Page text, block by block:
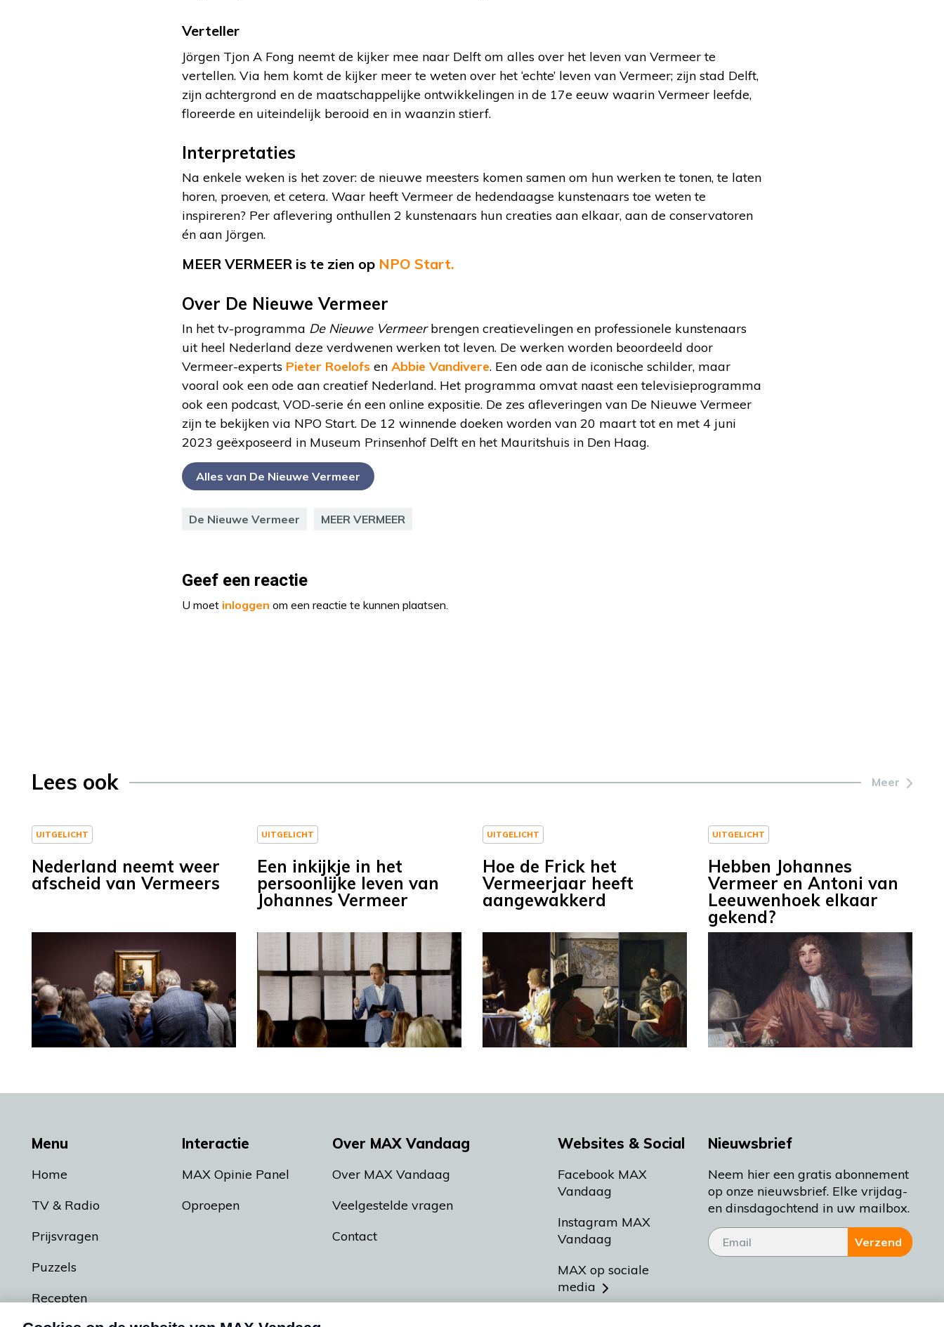
Verteller
Jörgen Tjon A Fong neemt de kijker mee naar Delft om alles over het leven van Vermeer te
vertellen. Via hem komt de kijker meer te weten over het ‘echte’ leven van Vermeer; zijn stad Delft,
zijn achtergrond en de maatschappelijke ontwikkelingen in de 17e eeuw waarin Vermeer leefde,
floreerde en uiteindelijk berooid en in waanzin stierf.
Interpretaties
Na enkele weken is het zover: de nieuwe meesters komen samen om hun werken te tonen, te laten
horen, proeven, et cetera. Waar heeft Vermeer de hedendaagse kunstenaars toe weten te
inspireren? Per aflevering onthullen 2 kunstenaars hun creaties aan elkaar, aan de conservatoren
én aan Jörgen.
MEER VERMEER is te zien op NPO Start.
Over De Nieuwe Vermeer
In het tv-programma De Nieuwe Vermeerbrengen creatievelingen en professionele kunstenaars
uit heel Nederland deze verdwenen werken tot leven. De werken worden beoordeeld door
Vermeer-experts Pieter Roelofs en Abbie Vandivere. Een ode aan de iconische schilder, maar
vooral ook een ode aan creatief Nederland. Het programma omvat naast een televisieprogramma
ook een podcast, VOD-serie én een online expositie. De zes afleveringen van De Nieuwe Vermeer
zijn te bekijken via NPO Start. De 12 winnende doeken worden van 20 maart tot en met 4 juni
2023 geëxposeerd in Museum Prinsenhof Delft en het Mauritshuis in Den Haag.
Alles van De Nieuwe Vermeer
De Nieuwe Vermeer MEER VERMEER
Geef een reactie
U moet inloggen om een reactie te kunnen plaatsen.
Lees ook Meer
UITGELICHT
Nederland neemt weer
afscheid van Vermeers
UITGELICHT
Een inkijkje in het
persoonlijke leven van
Johannes Vermeer
UITGELICHT
Hoe de Frick het
Vermeerjaar heeft
aangewakkerd
UITGELICHT
Hebben Johannes
Vermeer en Antoni van
Leeuwenhoek elkaar
gekend?
Menu
Home
TV & Radio
Prijsvragen
Puzzels
Recepten
Interactie
MAX Opinie Panel
Oproepen
Over MAX Vandaag
Over MAX Vandaag
Veelgestelde vragen
Contact
Websites & Social
Facebook MAX
Vandaag
Instagram MAX
Vandaag
MAX op sociale
media
Nieuwsbrief
Neem hier een gratis abonnement
op onze nieuwsbrief. Elke vrijdag-
en dinsdagochtend in uw mailbox.
Verzend